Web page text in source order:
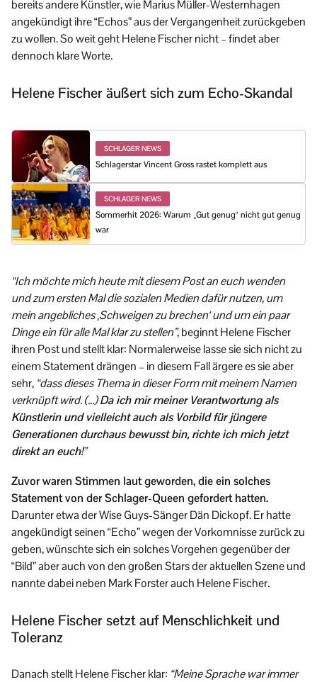
bereits andere Künstler, wie Marius Müller-Westernhagen
angekündigt ihre “Echos” aus der Vergangenheit zurückgeben
zu wollen. So weit geht Helene Fischer nicht – findet aber
dennoch klare Worte.
Helene Fischer äußert sich zum Echo-Skandal
SCHLAGER NEWS
Schlagerstar Vincent Gross rastet komplett aus
SCHLAGER NEWS
Sommerhit 2026: Warum „Gut genug“ nicht gut genug
war
“Ich möchte mich heute mit diesem Post an euch wenden
und zum ersten Mal die sozialen Medien dafür nutzen, um
mein angebliches ‚Schweigen zu brechen‘ und um ein paar
Dinge ein für alle Mal klar zu stellen”, beginnt Helene Fischer
ihren Post und stellt klar: Normalerweise lasse sie sich nicht zu
einem Statement drängen – in diesem Fall ärgere es sie aber
sehr, “dass dieses Thema in dieser Form mit meinem Namen
verknüpft wird. (…)Da ich mir meiner Verantwortung als
Künstlerin und vielleicht auch als Vorbild für jüngere
Generationen durchaus bewusst bin, richte ich mich jetzt
direkt an euch!”
Zuvor waren Stimmen laut geworden, die ein solches
Statement von der Schlager-Queen gefordert hatten.
Darunter etwa der Wise Guys-Sänger Dän Dickopf. Er hatte
angekündigt seinen “Echo” wegen der Vorkomnisse zurück zu
geben, wünschte sich ein solches Vorgehen gegenüber der
“Bild” aber auch von den großen Stars der aktuellen Szene und
nannte dabei neben Mark Forster auch Helene Fischer.
Helene Fischer setzt auf Menschlichkeit und
Toleranz
Danach stellt Helene Fischer klar: “Meine Sprache war immer